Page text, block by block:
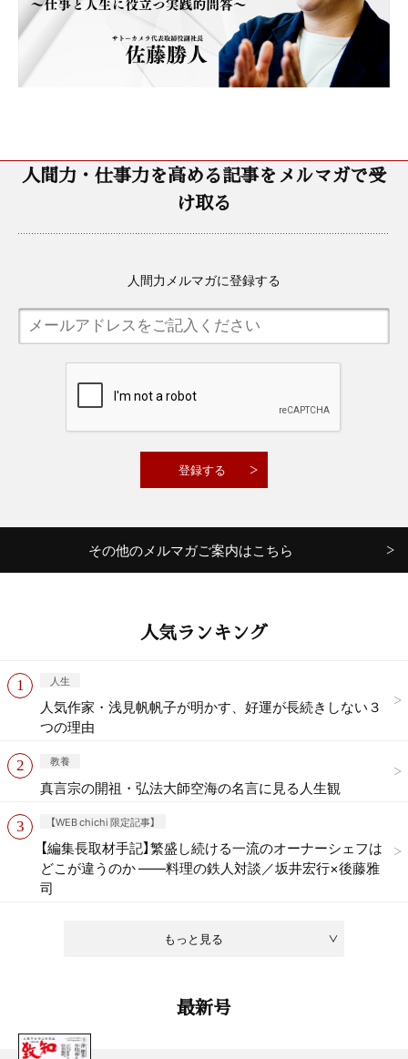
人間力・仕事力を高める記事をメルマガで受
け取る
人間力メルマガに登録する
その他のメルマガご案内はこちら
人気ランキング
もっと見る
人生
人気作家・浅見帆帆子が明かす、好運が長続きしない３
つの理由
教養
真言宗の開祖・弘法大師空海の名言に見る人生観
【WEB chichi 限定記事】
【編集長取材手記】繁盛し続ける一流のオーナーシェフは
どこが違うのか ——料理の鉄人対談／坂井宏行×後藤雅
司
最新号